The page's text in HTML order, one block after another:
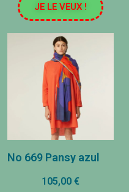
JE LE VEUX !
No 669 Pansy azul
105,00 €